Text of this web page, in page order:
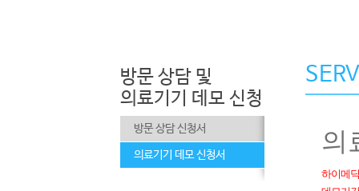
방문 상담 및
의료기기 데모 신청
방문 상담 신청서
의료기기 데모 신청서